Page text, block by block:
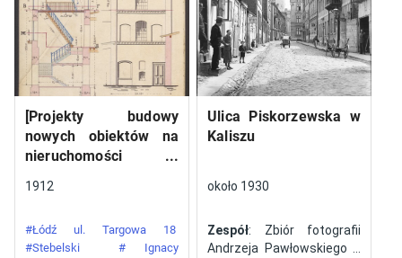
[Projekty budowy
nowych obiektów na
nieruchomości
numerem 34 przy ulicy
Łodzi]
1912
#Łódź ul. Targowa 18
#Stebelski
# Ignacy
Ulica Piskorzewska w
Kaliszu
około 1930
Zespół: Zbiór fotografii
Andrzeja Pawłowskiego z